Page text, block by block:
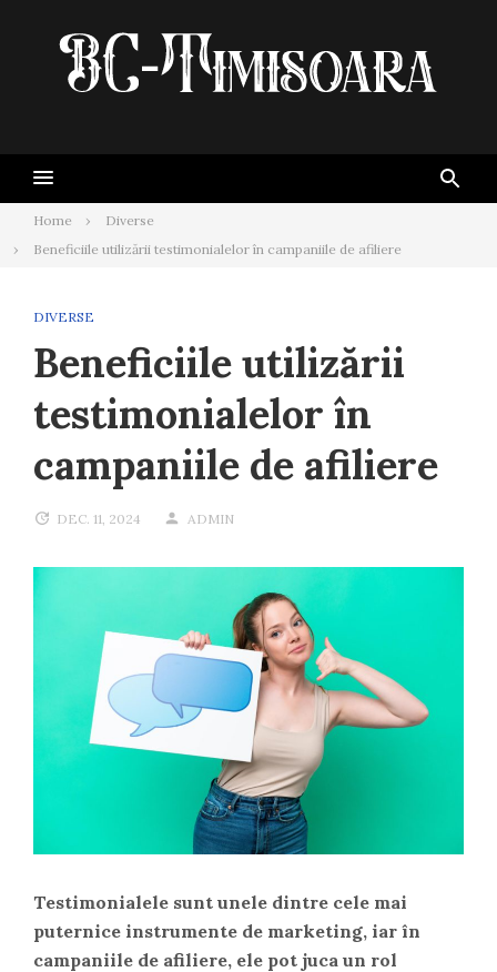
Home
Diverse
Beneficiile utilizării testimonialelor în campaniile de afiliere
DIVERSE
Beneficiile utilizării
testimonialelor în
campaniile de afiliere
DEC. 11, 2024 ADMIN
Testimonialele sunt unele dintre cele mai
puternice instrumente de marketing, iar în
campaniile de afiliere, ele pot juca un rol